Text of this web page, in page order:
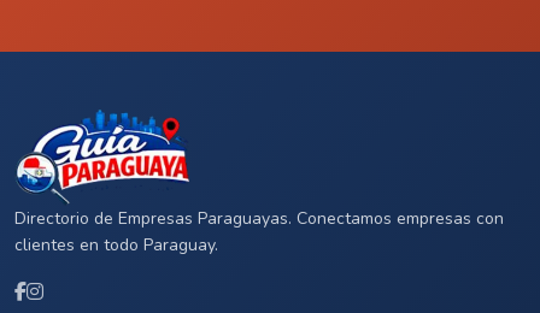
Directorio de Empresas Paraguayas. Conectamos empresas con
clientes en todo Paraguay.